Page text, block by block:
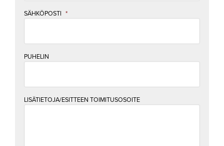
SÄHKÖPOSTI *
PUHELIN
LISÄTIETOJA/ESITTEEN TOIMITUSOSOITE